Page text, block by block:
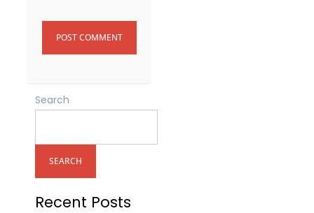
Search
SEARCH
Recent Posts